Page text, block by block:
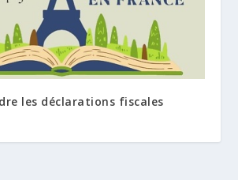
les déclarations fiscales